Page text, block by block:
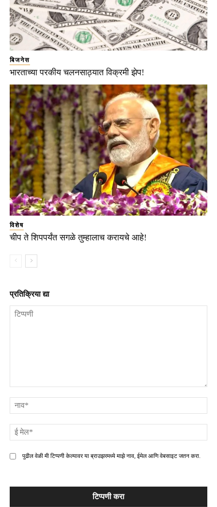
बिजनेस
भारताच्या परकीय चलनसाठ्यात विक्रमी झेप!
विशेष
चीप ते शिपपर्यंत सगळे तुम्हालाच करायचे आहे!
प्रतिक्रिया द्या
पुढील वेळी मी टिप्पणी केल्यावर या ब्राउझरमध्ये माझे नाव, ईमेल आणि वेबसाइट जतन करा.